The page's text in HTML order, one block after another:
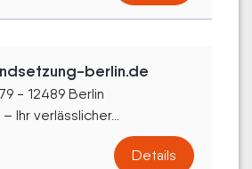
berlin.de
- 12489 Berlin
Ihr verlässlicher...
Details